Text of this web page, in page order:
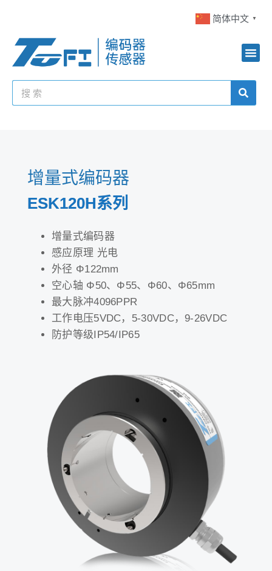
简体中文 ▼
增量式编码器
ESK120H系列
增量式编码器
感应原理 光电
外径 Φ122mm
空心轴 Φ50、Φ55、Φ60、Φ65mm
最大脉冲4096PPR
工作电压5VDC，5-30VDC，9-26VDC
防护等级IP54/IP65